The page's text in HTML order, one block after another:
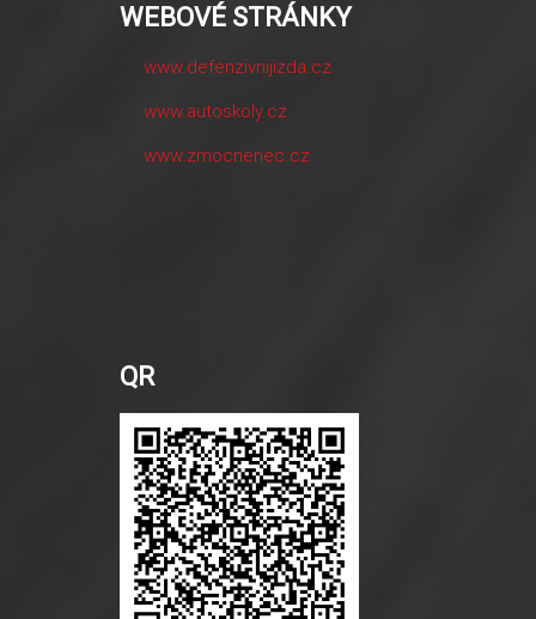
WEBOVÉ STRÁNKY
www.defenzivnijizda.cz
www.autoskoly.cz
www.zmocnenec.cz
QR